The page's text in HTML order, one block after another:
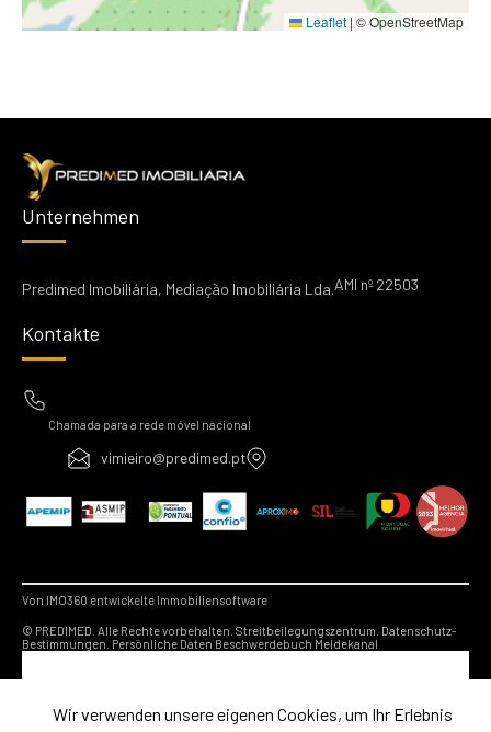
Leaflet | © OpenStreetMap
Unternehmen
Predimed Imobiliária, Mediação Imobiliária Lda.AMI nº 22503
Kontakte
Chamada para a rede móvel nacional
vimieiro@predimed.pt
Von IMO360 entwickelte Immobiliensoftware
© PREDIMED. Alle Rechte vorbehalten. Streitbeilegungszentrum. Datenschutz-
Bestimmungen. Persönliche Daten Beschwerdebuch Meldekanal
Wir verwenden unsere eigenen Cookies, um Ihr Erlebnis